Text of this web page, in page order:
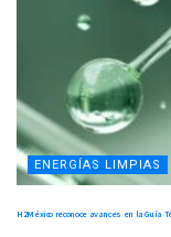
ENERGÍAS LIMPIAS
H2México reconoce avances en la